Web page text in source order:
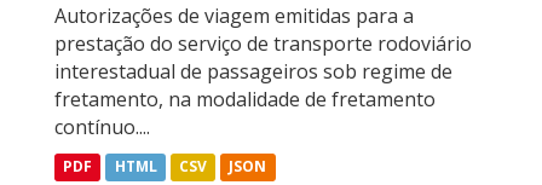
Autorizações de viagem emitidas para a
prestação do serviço de transporte rodoviário
interestadual de passageiros sob regime de
fretamento, na modalidade de fretamento
contínuo....
PDF HTML CSV JSON